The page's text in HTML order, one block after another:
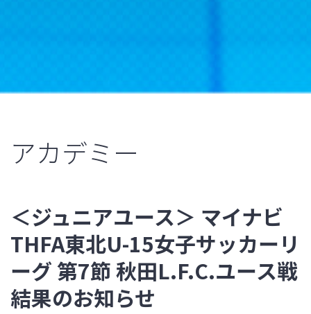
アカデミー
＜ジュニアユース＞ マイナビ
THFA東北U-15女子サッカーリ
ーグ 第7節 秋田L.F.C.ユース戦
結果のお知らせ